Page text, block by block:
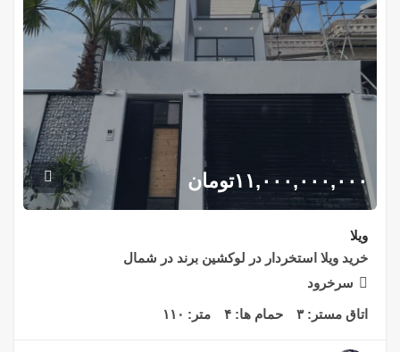
۱۱,۰۰۰,۰۰۰,۰۰۰تومان
ویلا
خرید ویلا استخردار در لوکشین برند در شمال
سرخرود
اتاق مستر:۳ حمام ها: ۴ متر: ۱۱۰